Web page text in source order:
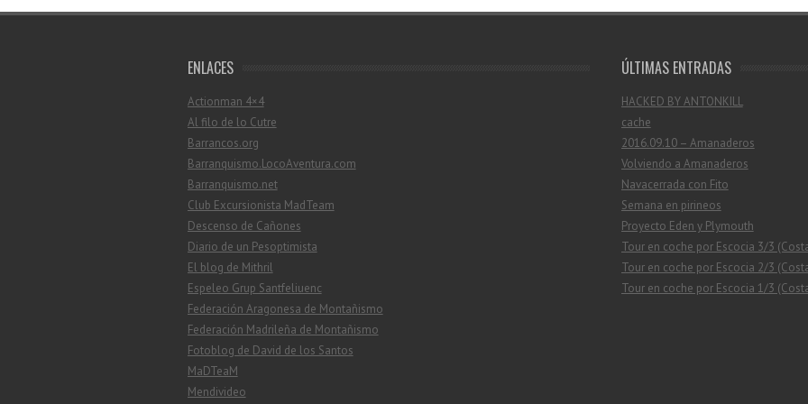
ENLACES
Actionman 4×4
Al filo de lo Cutre
Barrancos.org
Barranquismo.LocoAventura.com
Barranquismo.net
Club Excursionista MadTeam
Descenso de Cañones
Diario de un Pesoptimista
El blog de Mithril
Espeleo Grup Santfeliuenc
Federación Aragonesa de Montañismo
Federación Madrileña de Montañismo
Fotoblog de David de los Santos
MaDTeaM
Mendivideo
ÚLTIMAS ENTRADAS
HACKED BY ANTONKILL
cache
2016.09.10 – Amanaderos
Volviendo a Amanaderos
Navacerrada con Fito
Semana en pirineos
Proyecto Eden y Plymouth
Tour en coche por Escocia 3/3
Tour en coche por Escocia 2/3
Tour en coche por Escocia 1/3